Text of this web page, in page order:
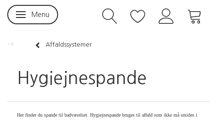
Skifte navigation
Menu
Affaldssystemer
Hygiejnespande
Her finder du spande til badværelset. Hygiejnespande bruges til affald som ikke må smides i